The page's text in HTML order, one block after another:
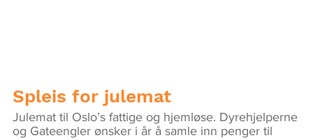
Spleis for julemat
Julemat til Oslo’s fattige og hjemløse. Dyrehjelperne
og Gateengler ønsker i år å samle inn penger til